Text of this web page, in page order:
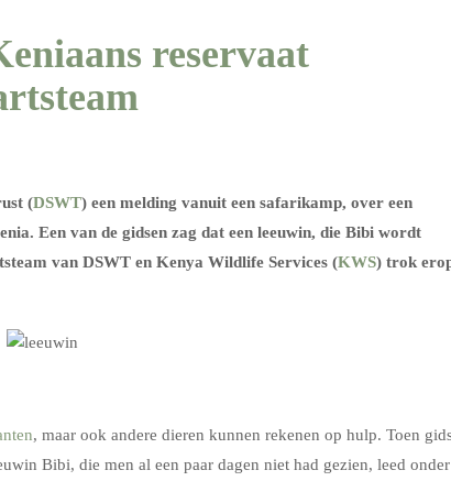
reservaat
(DSWT) een melding vanuit een safarikamp, over een
Een van de gidsen zag dat een leeuwin, die Bibi wordt
van DSWT en Kenya Wildlife Services (KWS) trok
, maar ook andere dieren kunnen rekenen op hulp. Toen
Bibi, die men al een paar dagen niet had gezien, leed onder